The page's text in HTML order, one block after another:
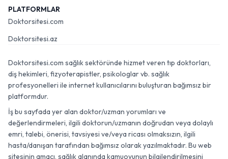
PLATFORMLAR
Doktorsitesi.com
Doktorsitesi.az
Doktorsitesi.com sağlık sektöründe hizmet veren tıp doktorları,
diş hekimleri, fizyoterapistler, psikologlar vb. sağlık
profesyonelleri ile internet kullanıcılarını buluşturan bağımsız bir
platformdur.
İş bu sayfada yer alan doktor/uzman yorumları ve
değerlendirmeleri, ilgili doktorun/uzmanın doğrudan veya dolaylı
emri, talebi, önerisi, tavsiyesi ve/veya ricası olmaksızın, ilgili
hasta/danışan tarafından bağımsız olarak yazılmaktadır. Bu web
sitesinin amacı, sağlık alanında kamuoyunun bilgilendirilmesini